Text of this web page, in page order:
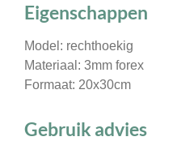
Eigenschappen
Model: rechthoekig
Materiaal: 3mm forex
Formaat: 20x30cm
Gebruik advies